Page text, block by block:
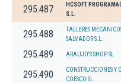
295.487
HCSOFT
S.L.
295.488
TALLERES
SALVADOR S.L.
295.489 ARAUJO'S SHOP SL
295.490
CONSTRUCCIONES Y
COESCO SL